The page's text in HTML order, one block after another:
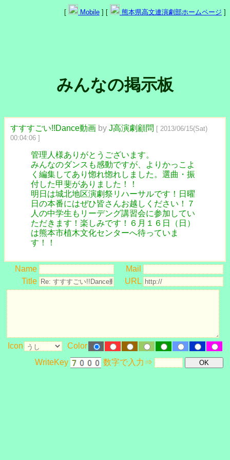
[ Mobile ] [ 熊本県高文連演劇部ホームページ ]
みんなの掲示板
すすすごい!!Dance動画 by J高演劇顧問 [ 2013/06/15(Sat)
00:04:06 ]
管理人様ありがとうございます。
みんなのダンスも感動ですが、よりかっこよ
く編集してあり惚れ惚れしました。選曲・振
付した甲斐がありました！！
明日は城北地区演劇祭リハーサルです！日曜
日の本番にはぜひ皆さんお越しください！７
人の中学生もリーデング講習会に参加してい
ただきます！楽しみです！６月１６日（日）
は熊本市植木文化センターへ待っていま
す！！
Name
Mail
Title
URL
Icon
Color
WriteKey
数字で入力⇒